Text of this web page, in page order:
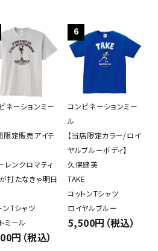
ネーションミー
限定販売アイテ
レンクロマティ
打たなきゃ明日
ンTシャツ
ミール
円（税込）
6
コンビネーションミー
ル
【当店限定カラー/ロイ
ヤルブルーボディ】
久保建英
TAKE
コットンTシャツ
ロイヤルブルー
5,500円（税込）